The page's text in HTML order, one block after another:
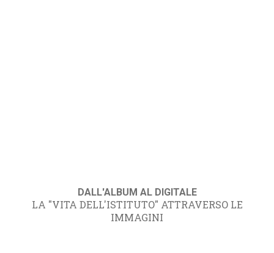
DALL'ALBUM AL DIGITALE
LA "VITA DELL'ISTITUTO" ATTRAVERSO LE
IMMAGINI